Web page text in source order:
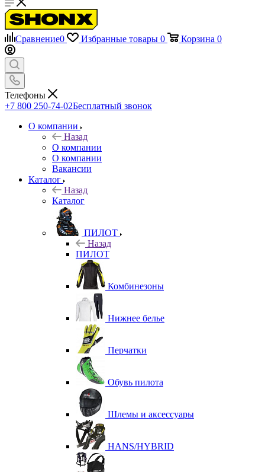
Сравнение0 Избранные товары 0 Корзина 0
Телефоны
+7 800 250-74-02Бесплатный звонок
О компании
Назад
О компании
О компании
Вакансии
Каталог
Назад
Каталог
ПИЛОТ
Назад
ПИЛОТ
Комбинезоны
Нижнее белье
Перчатки
Обувь пилота
Шлемы и аксессуары
HANS/HYBRID